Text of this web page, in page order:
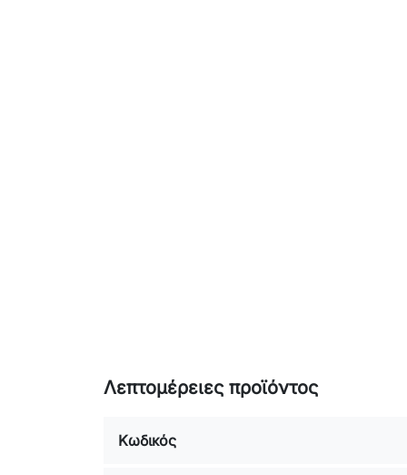
Λεπτομέρειες προϊόντος
Κωδικός